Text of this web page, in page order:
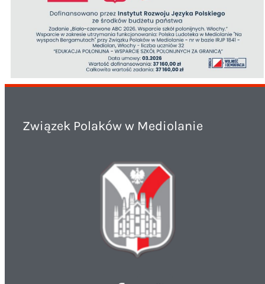
Związek Polaków w Mediolanie